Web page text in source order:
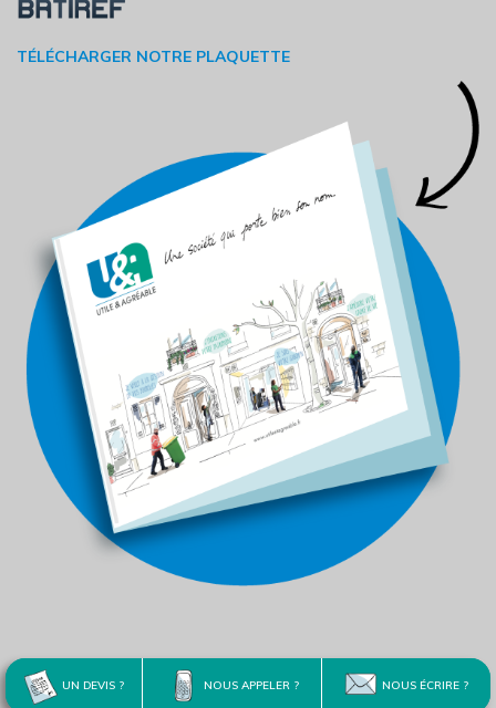
UN DEVIS ? NOUS APPELER ? NOUS ÉCRIRE ?
TÉLÉCHARGER NOTRE PLAQUETTE